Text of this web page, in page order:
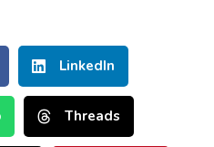
LinkedIn
Threads